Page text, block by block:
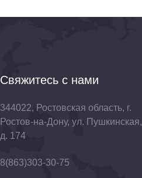
Свяжитесь с нами
344022, Ростовская область, г.
Ростов-на-Дону, ул. Пушкинская,
д. 174
8(863)303-30-75